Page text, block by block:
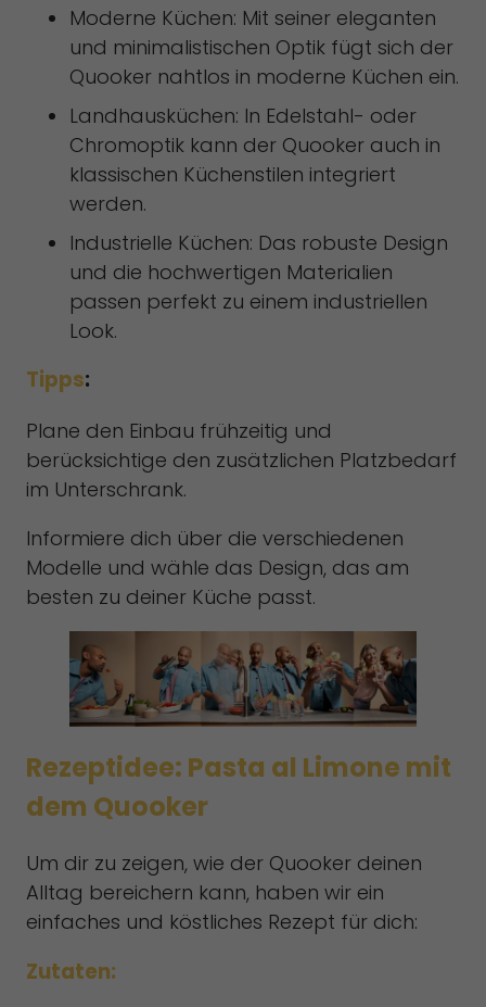
Moderne Küchen: Mit seiner eleganten
und minimalistischen Optik fügt sich der
Quooker nahtlos in moderne Küchen ein.
Landhausküchen: In Edelstahl- oder
Chromoptik kann der Quooker auch in
klassischen Küchenstilen integriert
werden.
Industrielle Küchen: Das robuste Design
und die hochwertigen Materialien
passen perfekt zu einem industriellen
Look.
Tipps:
Plane den Einbau frühzeitig und
berücksichtige den zusätzlichen Platzbedarf
im Unterschrank.
Informiere dich über die verschiedenen
Modelle und wähle das Design, das am
besten zu deiner Küche passt.
Rezeptidee: Pasta al Limone mit
dem Quooker
Um dir zu zeigen, wie der Quooker deinen
Alltag bereichern kann, haben wir ein
einfaches und köstliches Rezept für dich:
Zutaten: